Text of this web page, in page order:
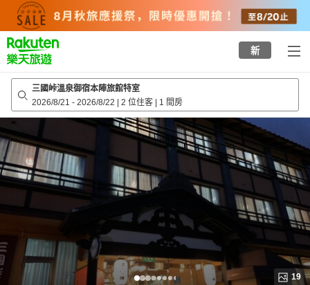
top
page
新
三國峠溫泉御宿本陣旅館特室
2026/8/21 - 2026/8/22 | 2 位住客 | 1 間房
19